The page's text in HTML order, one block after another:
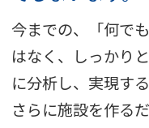
今までの、「何で
はなく、しっかり
に分析し、実現する
さらに施設を作る